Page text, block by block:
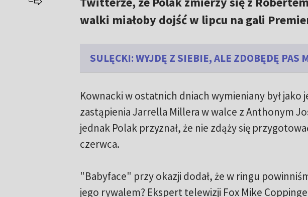
walki miałoby dojść w lipcu na gali
SULĘCKI: WYJDĘ Z SIEBIE, ALE ZDOBĘDĘ PAS
Kownacki w ostatnich dniach wymieniany był
zastąpienia Jarrella Millera w walce z Anthonym
jednak Polak przyznał, że nie zdąży się
czerwca.
"Babyface" przy okazji dodał, że w ringu
jego rywalem? Ekspert telewizji Fox Mike